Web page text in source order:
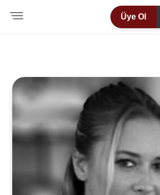
Üye Ol